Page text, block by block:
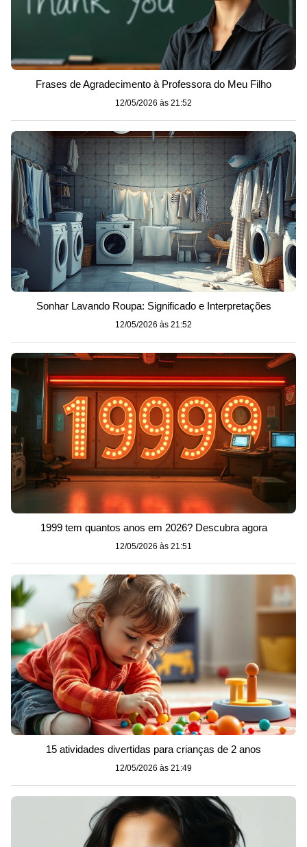
Frases de Agradecimento à Professora do Meu Filho
12/05/2026 às 21:52
Sonhar Lavando Roupa: Significado e Interpretações
12/05/2026 às 21:52
1999 tem quantos anos em 2026? Descubra agora
12/05/2026 às 21:51
15 atividades divertidas para crianças de 2 anos
12/05/2026 às 21:49